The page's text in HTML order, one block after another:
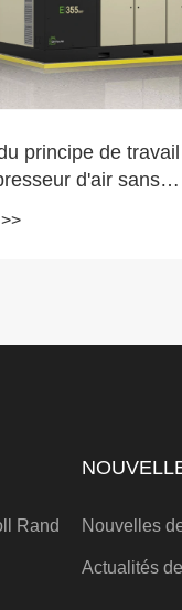
Compressor:
et fiabilité pour les
Rand Nouvelles
Actualités